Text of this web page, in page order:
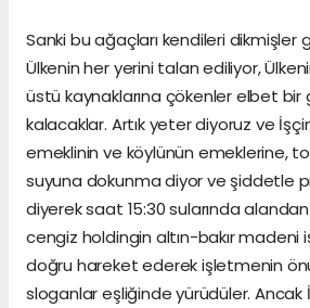
Sanki bu ağaçları kendileri dikmişler
Ülkenin her yerini talan ediliyor,
üstü kaynaklarına çökenler elbet bir
kalacaklar. Artık yeter diyoruz ve
emeklinin ve köylünün emeklerine,
suyuna dokunma diyor ve şiddetle
diyerek saat 15:30 sularında
cengiz holdingin altın-bakır madeni
doğru hareket ederek işletmenin
sloganlar eşliğinde yürüdüler.